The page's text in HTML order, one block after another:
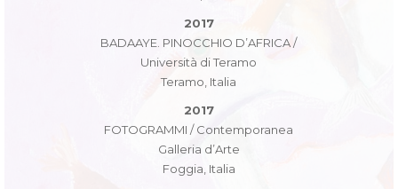
2017
BADAAYE. PINOCCHIO D’AFRICA /
Università di Teramo
Teramo, Italia
2017
FOTOGRAMMI / Contemporanea
Galleria d’Arte
Foggia, Italia